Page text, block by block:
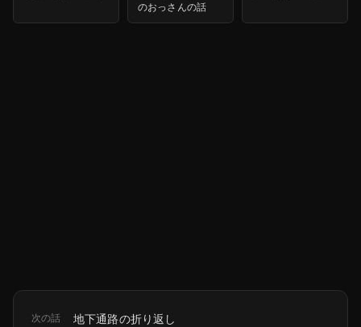
のおっさんの話
次の話 地下通路の折り返し